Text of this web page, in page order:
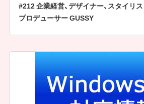
#212 企業経営、デザイナー、スタイリス
プロデューサー GUSSY